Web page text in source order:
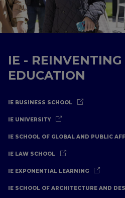
IE - REINVENTING
EDUCATION
IE BUSINESS SCHOOL
IE UNIVERSITY
IE SCHOOL OF GLOBAL AND PUBLIC
IE LAW SCHOOL
IE EXPONENTIAL LEARNING
IE SCHOOL OF ARCHITECTURE AND